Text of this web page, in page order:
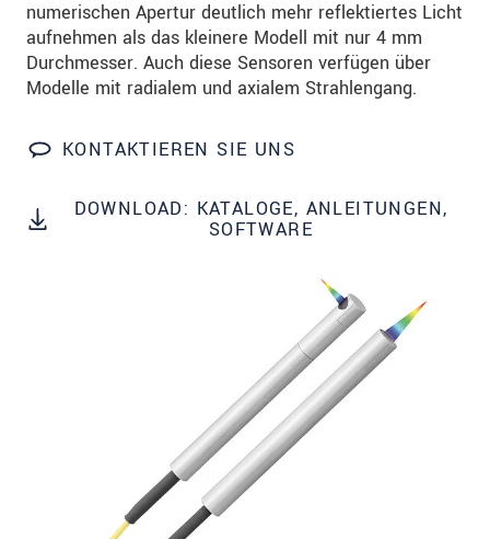
numerischen Apertur deutlich mehr reflektiertes Licht
aufnehmen als das kleinere Modell mit nur 4 mm
Durchmesser. Auch diese Sensoren verfügen über
Modelle mit radialem und axialem Strahlengang.
KONTAKTIEREN SIE UNS
DOWNLOAD: KATALOGE, ANLEITUNGEN,
SOFTWARE
Bitte halten Sie mich per Mail über
Wir behandeln Ihre Daten vertraulich. Bitte lesen Sie
Datenschutzerklärung.